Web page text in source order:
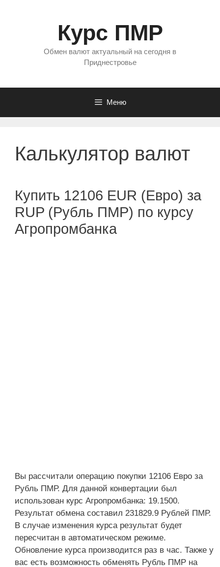
Курс ПМР
Обмен валют актуальный на сегодня в
Приднестровье
Меню
Калькулятор валют
Купить 12106 EUR (Евро) за
RUP (Рубль ПМР) по курсу
Агропромбанка
Вы рассчитали операцию покупки 12106 Евро за
Рубль ПМР. Для данной конвертации был
использован курс Агропромбанка: 19.1500.
Результат обмена составил 231829.9 Рублей ПМР.
В случае изменения курса результат будет
пересчитан в автоматическом режиме.
Обновление курса производится раз в час. Также у
вас есть возможность обменять Рубль ПМР на